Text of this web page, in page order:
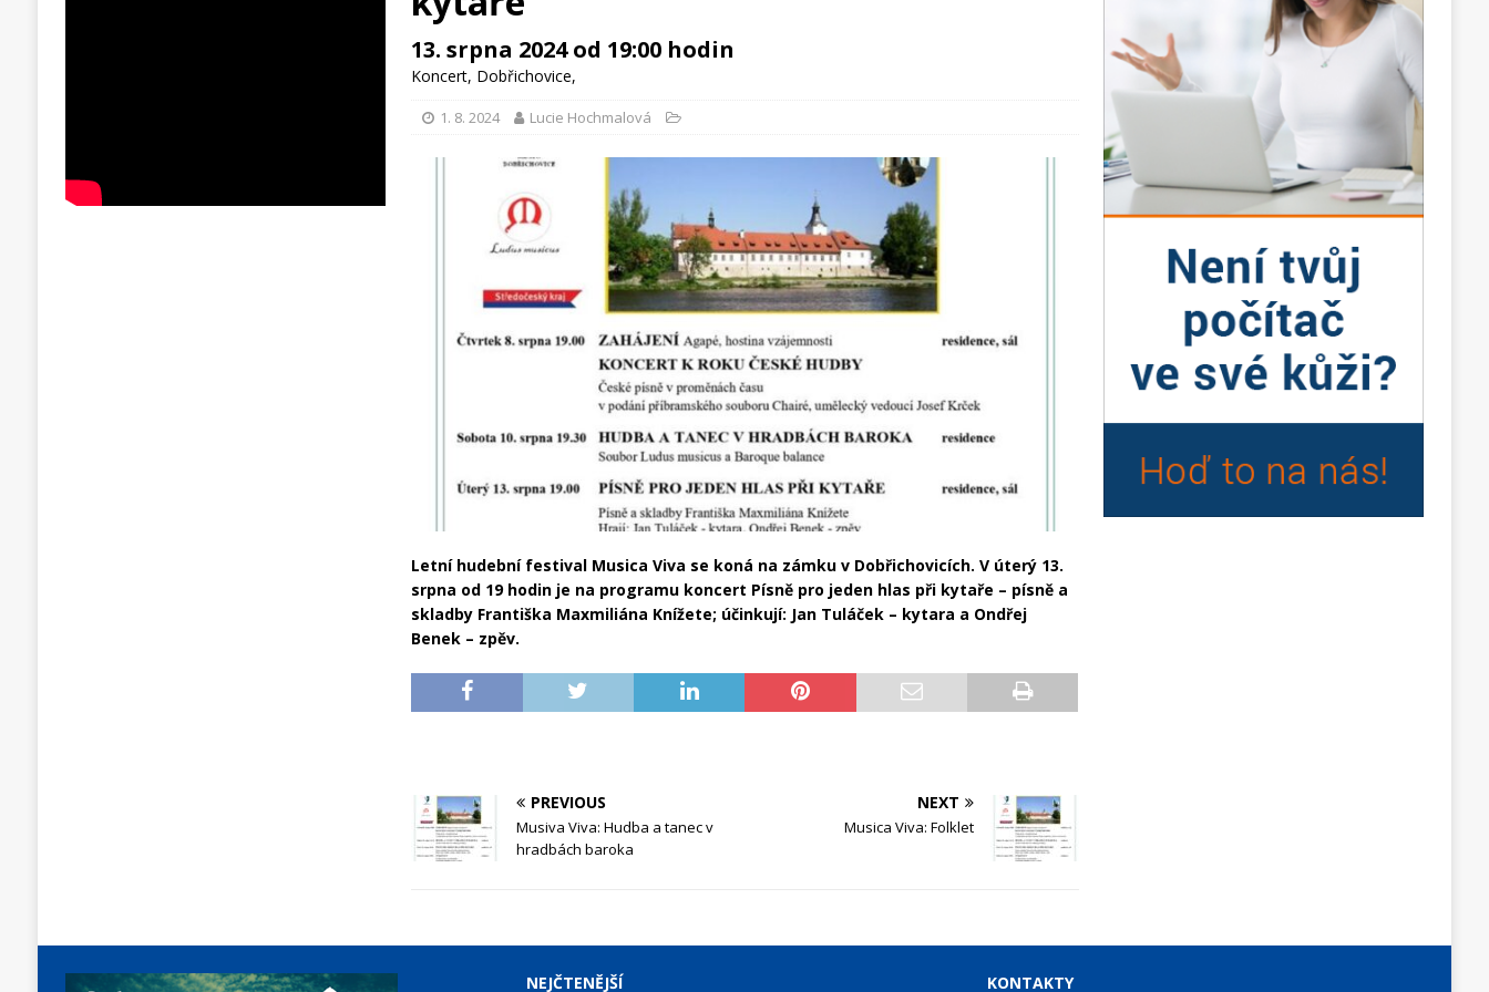
13. srpna 2024 od 19:00 hodin
Koncert, Dobřichovice,
1. 8. 2024 Lucie Hochmalová
Letní hudební festival Musica Viva se koná na zámku v Dobřichovicích. V úterý 13.
srpna od 19 hodin je na programu koncert Písně pro jeden hlas při kytaře – písně a
skladby Františka Maxmiliána Knížete; účinkují: Jan Tuláček – kytara a Ondřej
Benek – zpěv.
PREVIOUS
Musiva Viva: Hudba a tanec v
hradbách baroka
NEXT
Musica Viva: Folkӧlet
NEJČTENĚJŠÍ KONTAKTY